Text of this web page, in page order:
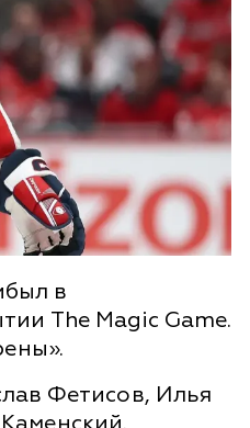
в
The Magic Game.
Фетисов, Илья